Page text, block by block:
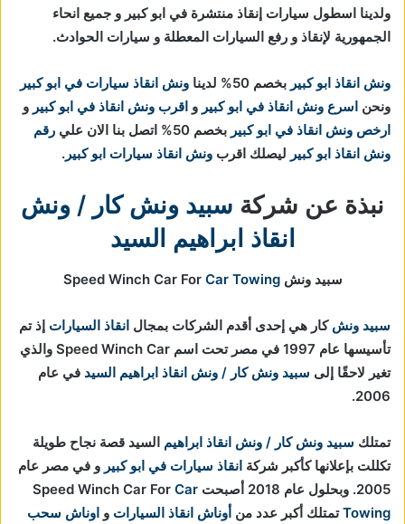
ولدينا اسطول سيارات إنقاذ منتشرة في ابو كبير و جميع انحاء
الجمهورية لإنقاذ و رفع السيارات المعطلة و سيارات الحوادث.
ونش انقاذ ابو كبير بخصم 50% لدينا
ونش انقاذ سيارات في ابو كبير
ونحن اسرع ونش انقاذ في ابو كبير و اقرب ونش انقاذ في ابو كبير و
ارخص ونش انقاذ في ابو كبير بخصم 50% اتصل بنا الان علي
رقم
ونش انقاذ ابو كبير ليصلك اقرب ونش انقاذ سيارات ابو كبير .
نبذة عن شركة سبيد ونش كار / ونش
انقاذ ابراهيم السيد
سبيد ونش Speed Winch Car ForCar Towing
سبيد ونش كار هي إحدى أقدم الشركات بمجال انقاذ السيارات إذ تم
تأسيسها عام 1997 في مصر تحت اسم Speed Winch Car والذي
تغير لاحقًا إلى سبيد ونش كار / ونش انقاذ ابراهيم السيد في عام
2006.
تمتلك سبيد ونش كار / ونش انقاذ ابراهيم السيد قصة نجاح طويلة
تكللت بإعلانها كأكبر شركة انقاذ سيارات في ابو كبير و في مصر عام
2005. وبحلول عام 2018 أصبحت Speed Winch Car For
Car
Towingتمتلك أكبر عدد من أوناش انقاذ السيارات و اوناش سحب